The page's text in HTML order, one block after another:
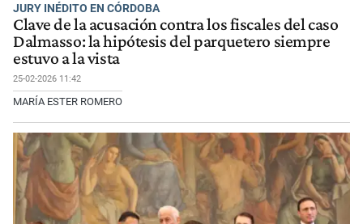
JURY INÉDITO EN CÓRDOBA
Clave de la acusación contra los fiscales del caso
Dalmasso: la hipótesis del parquetero siempre
estuvo a la vista
25-02-2026 11:42
MARÍA ESTER ROMERO